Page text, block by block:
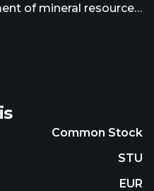
of mineral resource
of 726 hectares
The company is
Common Stock
STU
EUR